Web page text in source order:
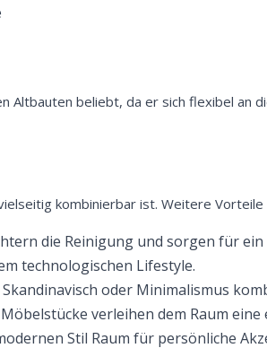
beliebt, da er sich flexibel an
kombinierbar ist. Weitere Vorteile
die Reinigung und sorgen für ein
technologischen Lifestyle.
oder Minimalismus
verleihen dem Raum eine
Stil Raum für persönliche
Jetzt5% Rabatt